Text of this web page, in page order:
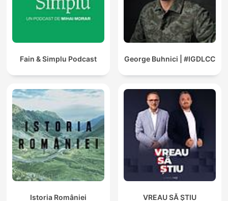
Fain & Simplu Podcast George Buhnici | #IGDLCC
Istoria României VREAU SĂ ȘTIU